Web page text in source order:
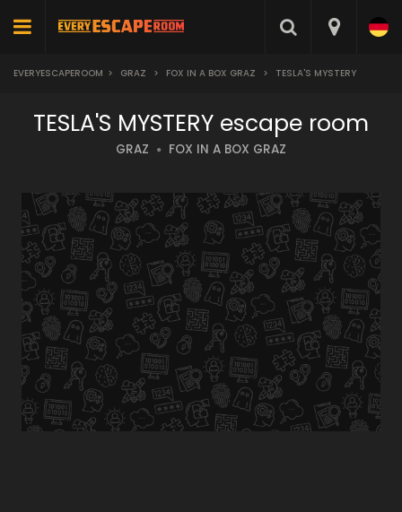
EVERYESCAPEROOM > GRAZ > FOX IN A BOX GRAZ > TESLA'S MYSTERY
TESLA'S MYSTERY escape room
GRAZ FOX IN A BOX GRAZ